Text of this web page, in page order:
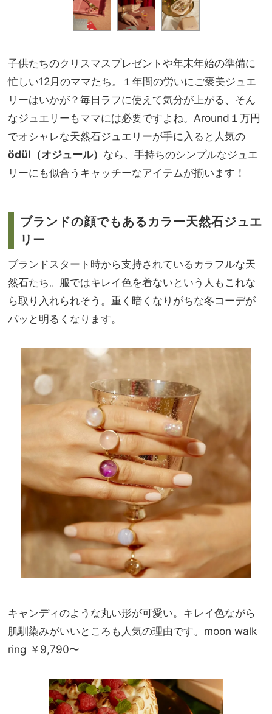
子供たちのクリスマスプレゼントや年末年始の準備に
忙しい12月のママたち。１年間の労いにご褒美ジュエ
リーはいかが？毎日ラフに使えて気分が上がる、そん
なジュエリーもママには必要ですよね。Around１万円
でオシャレな天然石ジュエリーが手に入ると人気の
ödül（オジュール） なら、手持ちのシンプルなジュエ
リーにも似合うキャッチーなアイテムが揃います！
ブランドの顔でもあるカラー天然石ジュエ
リー
ブランドスタート時から支持されているカラフルな天
然石たち。服ではキレイ色を着ないという人もこれな
ら取り入れられそう。重く暗くなりがちな冬コーデが
パッと明るくなります。
キャンディのような丸い形が可愛い。キレイ色ながら
肌馴染みがいいところも人気の理由です。moon walk
ring ￥9,790〜